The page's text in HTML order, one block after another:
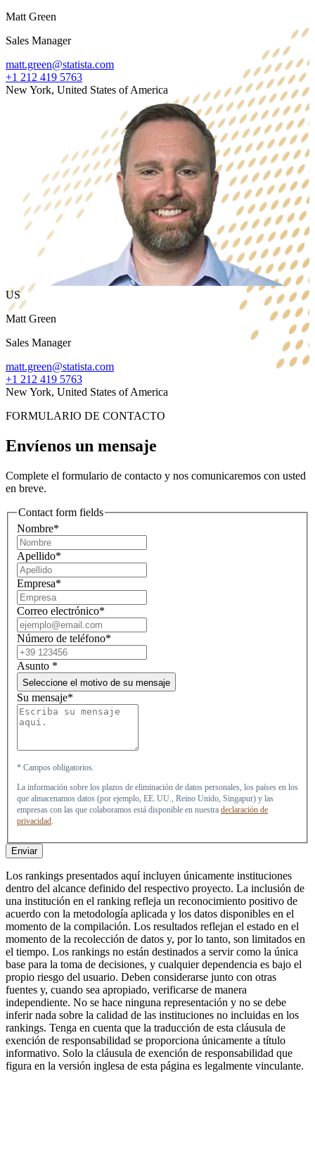
Matt Green
Sales Manager
matt.green@statista.com
+1 212 419 5763
New York, United States of America
US
Matt Green
Sales Manager
matt.green@statista.com
+1 212 419 5763
New York, United States of America
FORMULARIO DE CONTACTO
Envíenos un mensaje
Complete el formulario de contacto y nos comunicaremos con usted
en breve.
Contact form fields
Nombre*
Apellido*
Empresa*
Correo electrónico*
Número de teléfono*
Asunto *
Seleccione el motivo de su mensaje
Su mensaje*
* Campos obligatorios.
La información sobre los plazos de eliminación de datos personales, los países en los
que almacenamos datos (por ejemplo, EE. UU., Reino Unido, Singapur) y las
empresas con las que colaboramos está disponible en nuestra declaración de
privacidad.
Enviar
Los rankings presentados aquí incluyen únicamente instituciones
dentro del alcance definido del respectivo proyecto. La inclusión de
una institución en el ranking refleja un reconocimiento positivo de
acuerdo con la metodología aplicada y los datos disponibles en el
momento de la compilación. Los resultados reflejan el estado en el
momento de la recolección de datos y, por lo tanto, son limitados en
el tiempo. Los rankings no están destinados a servir como la única
base para la toma de decisiones, y cualquier dependencia es bajo el
propio riesgo del usuario. Deben considerarse junto con otras
fuentes y, cuando sea apropiado, verificarse de manera
independiente. No se hace ninguna representación y no se debe
inferir nada sobre la calidad de las instituciones no incluidas en los
rankings. Tenga en cuenta que la traducción de esta cláusula de
exención de responsabilidad se proporciona únicamente a título
informativo. Solo la cláusula de exención de responsabilidad que
figura en la versión inglesa de esta página es legalmente vinculante.